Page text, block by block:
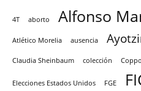
4T aborto Alfonso
Atlético Morelia ausencia
Claudia Sheinbaum colección
Elecciones Estados Unidos FGE